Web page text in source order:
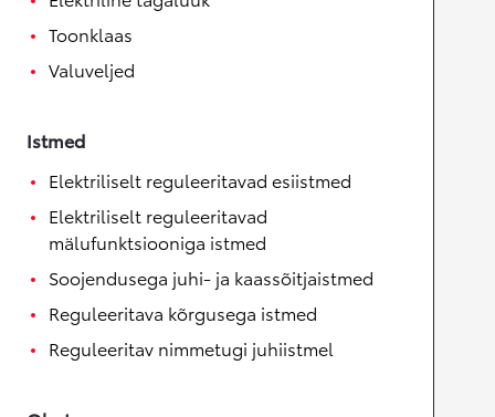
Toonklaas
Valuveljed
Istmed
Elektriliselt reguleeritavad esiistmed
Elektriliselt reguleeritavad
mälufunktsiooniga istmed
Soojendusega juhi- ja kaassõitjaistmed
Reguleeritava kõrgusega istmed
Reguleeritav nimmetugi juhiistmel